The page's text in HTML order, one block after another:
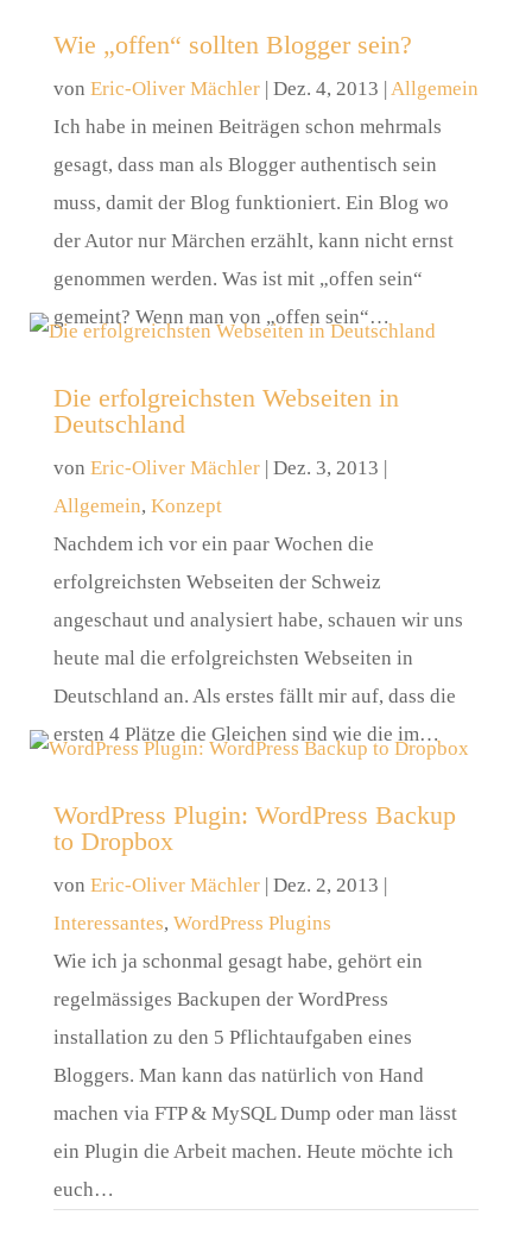
Wie „offen“ sollten Blogger sein?
von Eric-Oliver Mächler| Dez. 4, 2013 | Allgemein
Ich habe in meinen Beiträgen schon mehrmals
gesagt, dass man als Blogger authentisch sein
muss, damit der Blog funktioniert. Ein Blog wo
der Autor nur Märchen erzählt, kann nicht ernst
genommen werden. Was ist mit „offen sein“
gemeint? Wenn man von „offen sein“…
Die erfolgreichsten Webseiten in
Deutschland
von Eric-Oliver Mächler| Dez. 3, 2013 |
Allgemein, Konzept
Nachdem ich vor ein paar Wochen die
erfolgreichsten Webseiten der Schweiz
angeschaut und analysiert habe, schauen wir uns
heute mal die erfolgreichsten Webseiten in
Deutschland an. Als erstes fällt mir auf, dass die
ersten 4 Plätze die Gleichen sind wie die im…
WordPress Plugin: WordPress Backup
to Dropbox
von Eric-Oliver Mächler| Dez. 2, 2013 |
Interessantes, WordPress Plugins
Wie ich ja schonmal gesagt habe, gehört ein
regelmässiges Backupen der WordPress
installation zu den 5 Pflichtaufgaben eines
Bloggers. Man kann das natürlich von Hand
machen via FTP & MySQL Dump oder man lässt
ein Plugin die Arbeit machen. Heute möchte ich
euch…